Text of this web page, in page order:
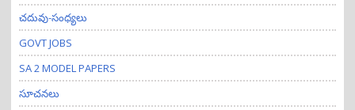
చదువు-సంధ్యలు
GOVT JOBS
SA 2 MODEL PAPERS
సూచనలు